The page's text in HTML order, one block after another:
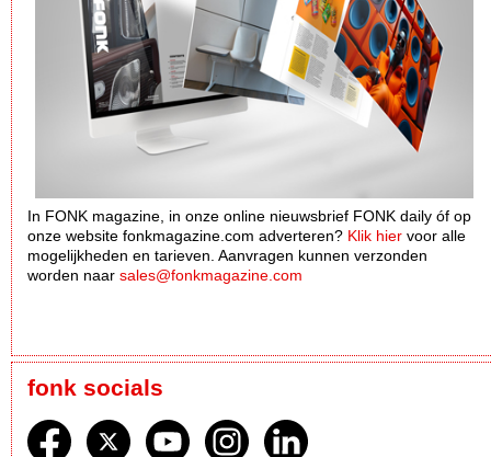
In FONK magazine, in onze online nieuwsbrief FONK daily óf op
onze website fonkmagazine.com adverteren? Klik hier voor alle
mogelijkheden en tarieven. Aanvragen kunnen verzonden
worden naar sales@fonkmagazine.com
fonk socials